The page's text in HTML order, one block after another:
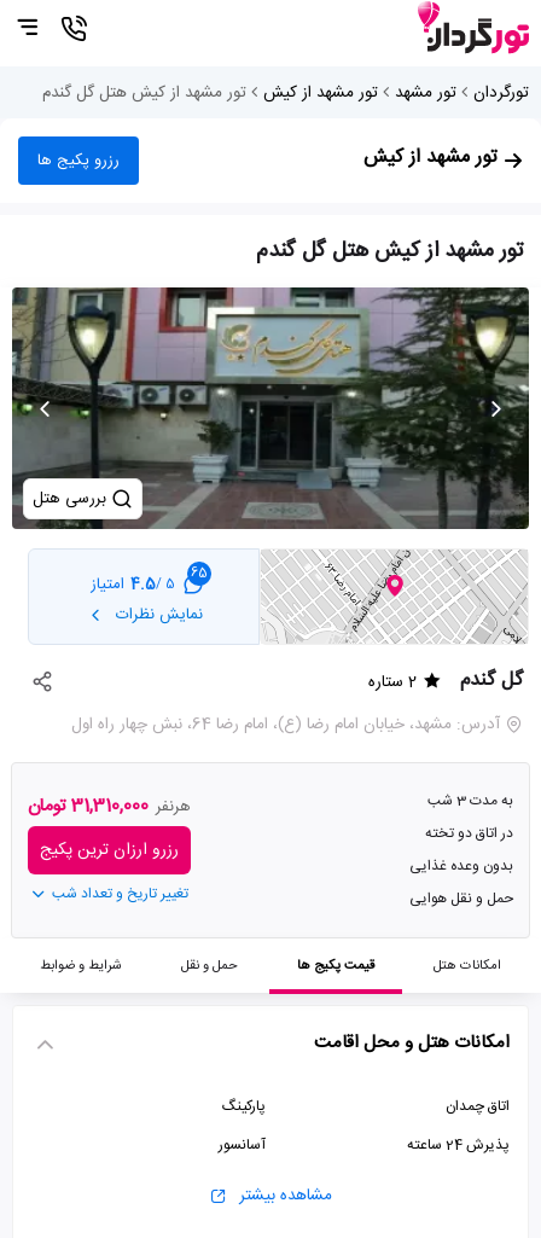
تورگردان تور مشهد تور مشهد از کیش تور مشهد از کیش هتل گل گندم
تور مشهد از کیش رزرو پکیج ها
تور مشهد از کیش هتل گل گندم
بررسی هتل
65
5 /
4.5 امتیاز
نمایش نظرات
گل گندم
2 ستاره
آدرس: مشهد، خیابان امام رضا (ع)، امام رضا 64، نبش چهار راه اول
به مدت 3 شب
در اتاق دو تخته
بدون وعده غذایی
حمل و نقل هوایی
هرنفر 31,310,000 تومان
رزرو ارزان ترین پکیج
تغییر تاریخ و تعداد شب
امکانات هتل قیمت پکیج ها حمل و نقل شرایط و ضوابط
امکانات هتل و محل اقامت
اتاق چمدان
پارکینگ
پذیرش 24 ساعته
آسانسور
مشاهده بیشتر